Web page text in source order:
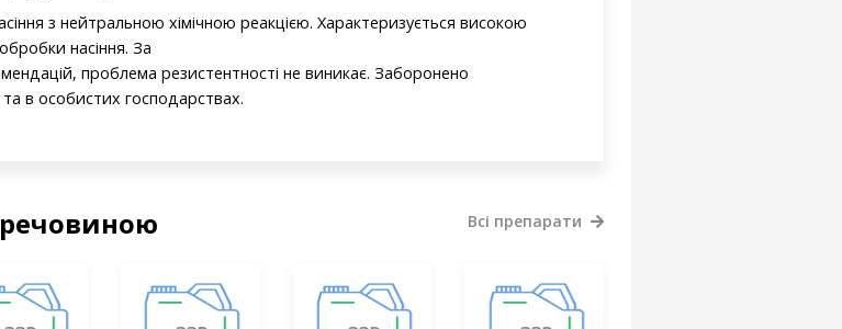
з нейтральною хімічною реакцією. Характеризується високою
насіння. За
проблема резистентності не виникає. Заборонено
в особистих господарствах.
Всі препарати